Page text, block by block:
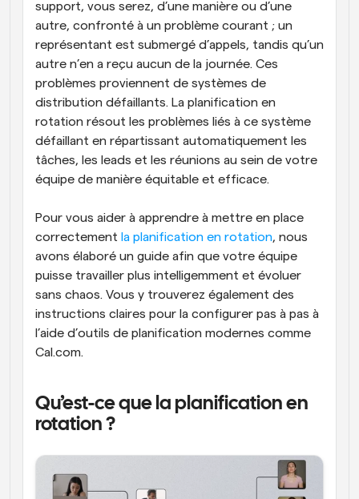
support, vous serez, d’une manière ou d’une
autre, confronté à un problème courant ; un
représentant est submergé d’appels, tandis qu’un
autre n’en a reçu aucun de la journée. Ces
problèmes proviennent de systèmes de
distribution défaillants. La planification en
rotation résout les problèmes liés à ce système
défaillant en répartissant automatiquement les
tâches, les leads et les réunions au sein de votre
équipe de manière équitable et efficace.
Pour vous aider à apprendre à mettre en place
correctement la planification en rotation, nous
avons élaboré un guide afin que votre équipe
puisse travailler plus intelligemment et évoluer
sans chaos. Vous y trouverez également des
instructions claires pour la configurer pas à pas à
l’aide d’outils de planification modernes comme
Cal.com.
Qu’est-ce que la planification en
rotation ?